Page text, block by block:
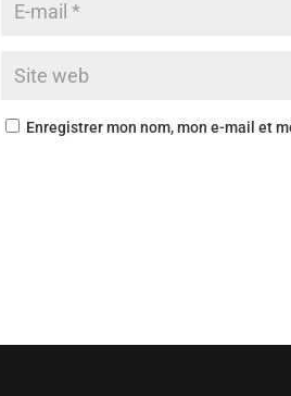
Enregistrer mon nom, mon e-mail et